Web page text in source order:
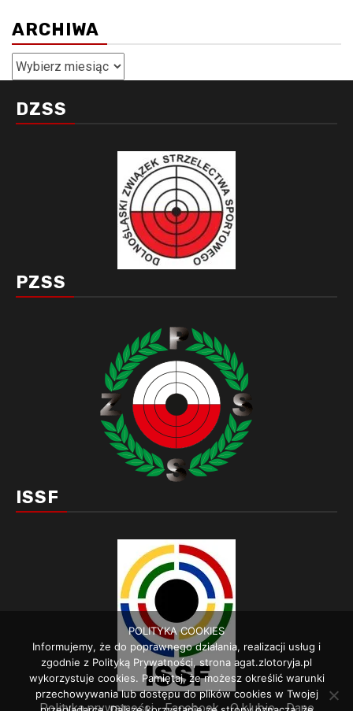
ARCHIWA
Archiwa
DZSS
PZSS
ISSF
POLITYKA COOKIES
Informujemy, że do poprawnego działania, realizacji usług i
zgodnie z Polityką Prywatności, strona agat.zlotoryja.pl
wykorzystuje cookies. Pamiętaj, że możesz określić warunki
przechowywania lub dostępu do plików cookies w Twojej